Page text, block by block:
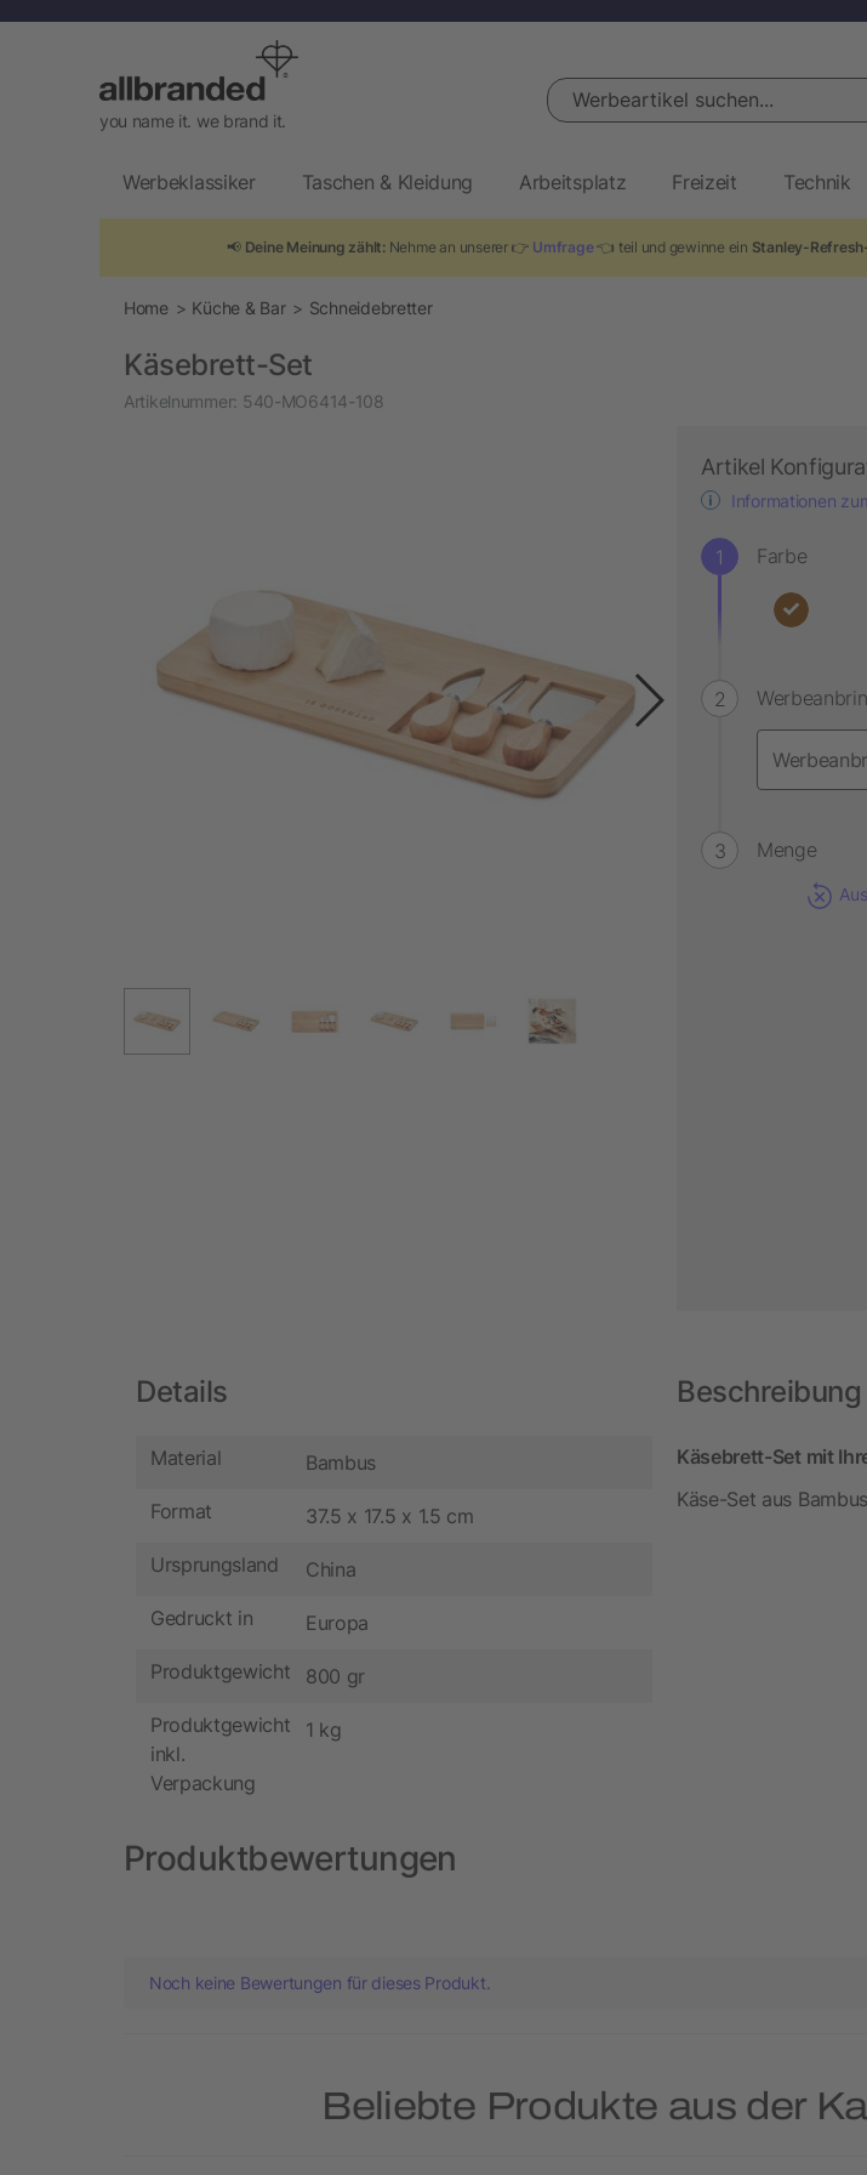
you name it. we brand it.
Werbeartikel suchen...
Werbeklassiker Taschen & Kleidung Arbeitsplatz Freizeit Technik
📢 Deine Meinung zählt:Nehme an unserer 👉 Umfrage👈 teil und gewinne ein Stanley-
Home Küche & Bar Schneidebretter
Käsebrett-Set
Artikelnummer: 540-MO6414-108
Artikel
Informationen
Farbe
Menge
Details
Material Bambus
Format 37.5 x 17.5 x 1.5 cm
Ursprungsland China
Gedruckt in Europa
Produktgewicht 800 gr
Produktgewicht
inkl.
Verpackung
1 kg
Beschreibung
Käsebrett-Set mit
Käse-Set aus
Produktbewertungen
Noch keine Bewertungen für dieses Produkt.
Beliebte Produkte aus der